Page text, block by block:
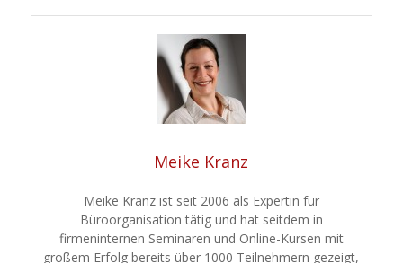
Meike Kranz
Meike Kranz ist seit 2006 als Expertin für
Büroorganisation tätig und hat seitdem in
firmeninternen Seminaren und Online-Kursen mit
großem Erfolg bereits über 1000 Teilnehmern gezeigt,